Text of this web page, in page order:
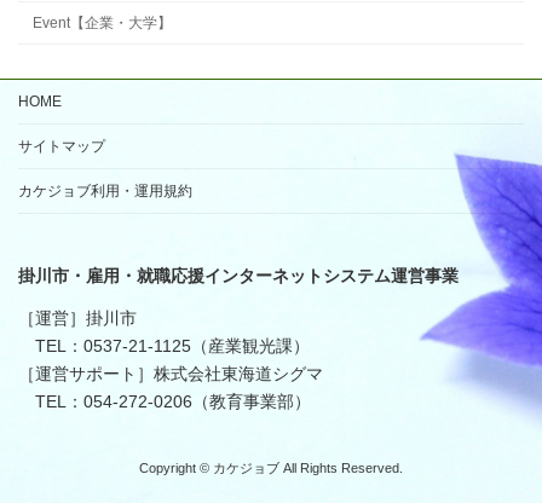
Event【企業・大学】
HOME
サイトマップ
カケジョブ利用・運用規約
掛川市・雇用・就職応援インターネットシステム運営事業
［運営］掛川市
TEL：0537-21-1125（産業観光課）
［運営サポート］株式会社東海道シグマ
TEL：054-272-0206（教育事業部）
Copyright © カケジョブ All Rights Reserved.